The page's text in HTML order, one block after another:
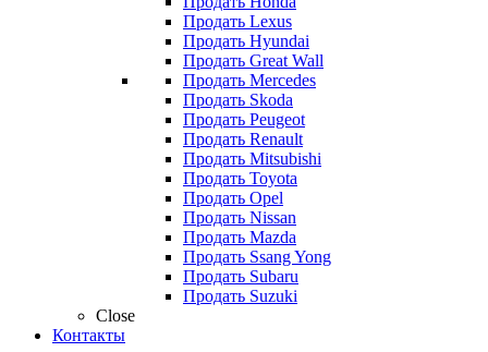
Продать Lexus
Продать Hyundai
Продать Great Wall
Продать Mercedes
Продать Skoda
Продать Peugeot
Продать Renault
Продать Mitsubishi
Продать Toyota
Продать Opel
Продать Nissan
Продать Mazda
Продать Ssang Yong
Продать Subaru
Продать Suzuki
Close
Контакты